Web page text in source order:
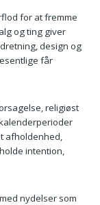
for at fremme
og ting giver
design og
får
religiøst
afholdenhed,
intention,
nydelser som